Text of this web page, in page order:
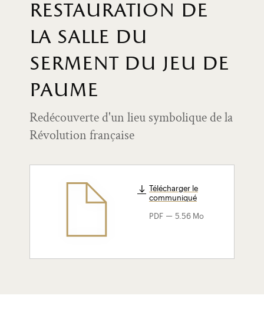
restauration de
la salle du
serment du jeu de
paume
Redécouverte d'un lieu symbolique de la
Révolution française
Télécharger le
communiqué
PDF 5.56 Mo